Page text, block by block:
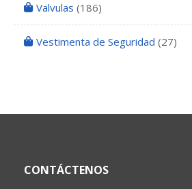
Valvulas (186)
Vestimenta de Seguridad (27)
CONTÁCTENOS